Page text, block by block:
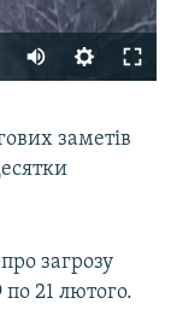
480p
360p
480p
810p
заметів
загрозу
21 лютого.